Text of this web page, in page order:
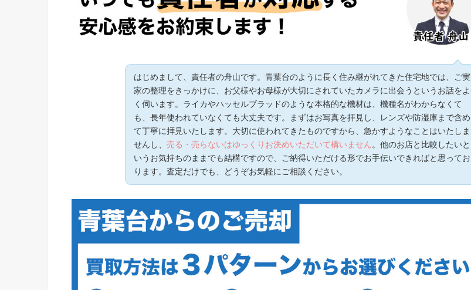
はじめまして、責任者の舟山です。青葉台のように長く住み継がれてきた住宅地では、ご実
家の整理をきっかけに、お父様やお母様が大切にされていたカメラに出会うというお話をよ
く伺います。ライカやハッセルブラッドのような本格的な機材は、機種名がわからなくて
も、長年使われていなくても大丈夫です。まずはお写真を拝見し、レンズや防湿庫まで含め
て丁寧に拝見いたします。大切に使われてきたものですから、急かすようなことはいたしま
せんし、 売る・売らないはゆっくりお決めいただいて構いません。他のお店と比較したいと
いうお気持ちのままでも結構ですので、ご納得いただける形でお手伝いできればと思ってお
ります。査定だけでも、どうぞお気軽にご相談ください。